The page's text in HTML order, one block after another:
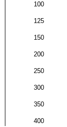
100
125
150
200
250
300
350
400